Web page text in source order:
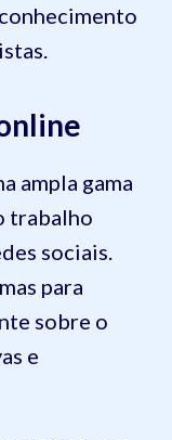
ampla gama
trabalho
sociais.
para
sobre o
e